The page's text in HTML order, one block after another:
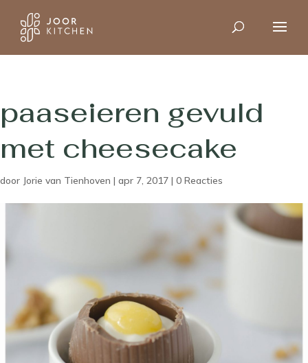
paaseieren gevuld
met cheesecake
door Jorie van Tienhoven | apr 7, 2017 | 0 Reacties